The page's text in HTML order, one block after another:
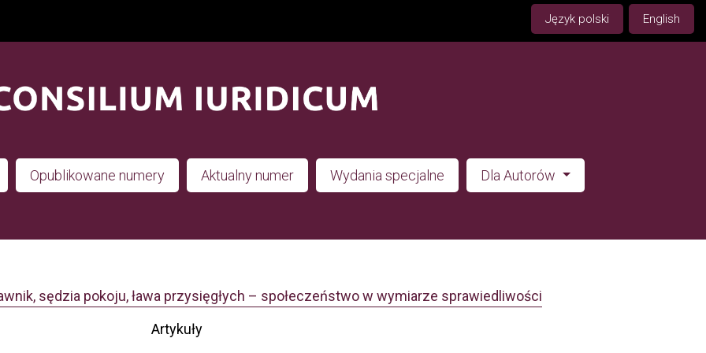
Język polski English
Opublikowane numery Aktualny numer Wydania specjalne Dla Autorów
sędzia pokoju, ława przysięgłych – społeczeństwo w wymiarze sprawiedliwości
Artykuły